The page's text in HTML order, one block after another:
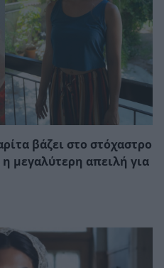
βάζει στο στόχαστρο
μεγαλύτερη απειλή για